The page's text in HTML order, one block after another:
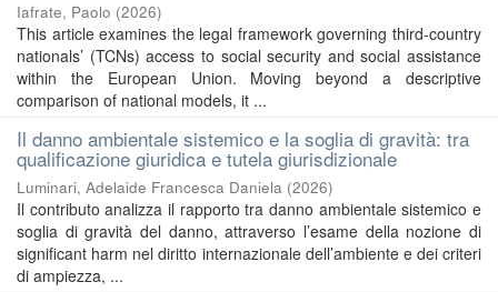
Iafrate, Paolo (2026)
This article examines the legal framework governing third-country
nationals’ (TCNs) access to social security and social assistance
within the European Union. Moving beyond a descriptive
comparison of national models, it ...
Il danno ambientale sistemico e la soglia di gravità: tra
qualificazione giuridica e tutela giurisdizionale
Luminari, Adelaide Francesca Daniela (2026)
Il contributo analizza il rapporto tra danno ambientale sistemico e
soglia di gravità del danno, attraverso l’esame della nozione di
significant harm nel diritto internazionale dell’ambiente e dei criteri
di ampiezza, ...